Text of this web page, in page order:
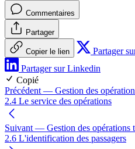
Commentaires
Partager
Copier le lien Partager
Partager sur Linkedin
Copié
Précédent — Gestion des
2.4 Le service des opérations
Suivant — Gestion des opérations
2.6 L'identification des passagers